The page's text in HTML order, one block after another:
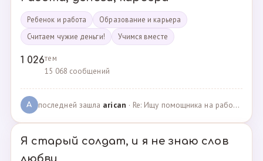
Ребенок и работа
Образование и карьера
Считаем чужие деньги!
Учимся вместе
1 026тем
15 068 сообщений
A последней зашла arican · Re: Ищу помощника на работе · 14.01.2025
Я старый солдат, и я не знаю слов
любви